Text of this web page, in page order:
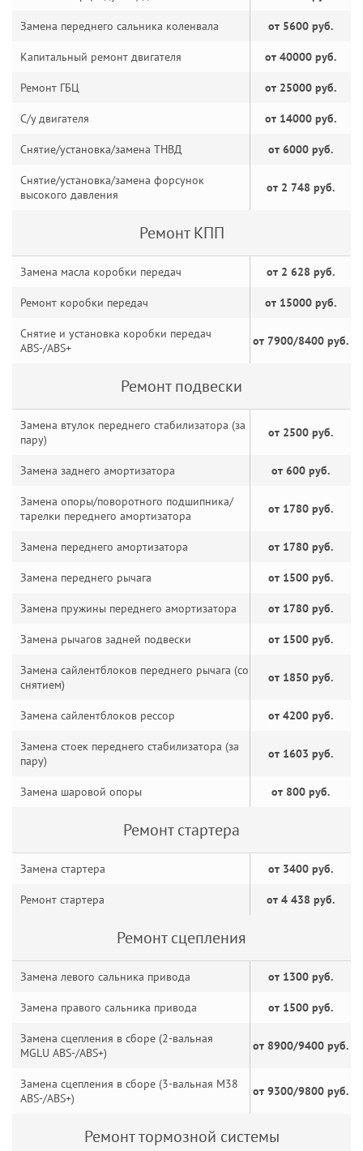
Замена переднего сальника коленвала от 5600 руб.
Капитальный ремонт двигателя от 40000 руб.
Ремонт ГБЦ от 25000 руб.
С/у двигателя от 14000 руб.
Снятие/установка/замена ТНВД от 6000 руб.
Снятие/установка/замена форсунок
высокого давления
от 2 748 руб.
Ремонт КПП
Замена масла коробки передач от 2 628 руб.
Ремонт коробки передач от 15000 руб.
Снятие и установка коробки передач
ABS-/ABS+
от 7900/8400 руб.
Ремонт подвески
Замена втулок переднего стабилизатора (за
пару)
от 2500 руб.
Замена заднего амортизатора от 600 руб.
Замена опоры/поворотного подшипника/
тарелки переднего амортизатора
от 1780 руб.
Замена переднего амортизатора от 1780 руб.
Замена переднего рычага от 1500 руб.
Замена пружины переднего амортизатора от 1780 руб.
Замена рычагов задней подвески от 1500 руб.
Замена сайлентблоков переднего рычага (со
снятием)
от 1850 руб.
Замена сайлентблоков рессор от 4200 руб.
Замена стоек переднего стабилизатора (за
пару)
от 1603 руб.
Замена шаровой опоры от 800 руб.
Ремонт стартера
Замена стартера от 3400 руб.
Ремонт стартера от 4 438 руб.
Ремонт сцепления
Замена левого сальника привода от 1300 руб.
Замена правого сальника привода от 1500 руб.
Замена сцепления в сборе (2-вальная
MGLU ABS-/ABS+)
от 8900/9400 руб.
Замена сцепления в сборе (3-вальная M38
ABS-/ABS+)
от 9300/9800 руб.
Ремонт тормозной системы